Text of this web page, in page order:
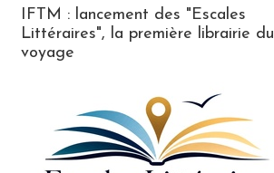
IFTM : lancement des "Escales
Littéraires", la première librairie du
voyage